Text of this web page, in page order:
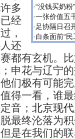
·“没钱买奶
·一张价值五
· 足协隔日召
·白条面前“
多
经
，
还
都有玄机。
申花与辽宁
们极有可能
得一看，谁
音； 北京现代
最终沦落为
是在我们的